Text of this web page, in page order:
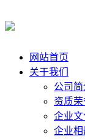
网站首页
关于我们
公司
资质
企业文
企业相